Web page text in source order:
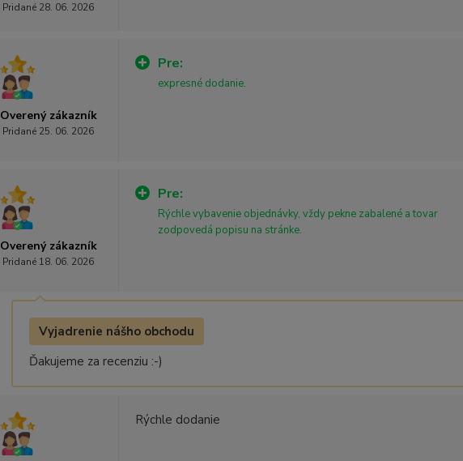
Pridané 28. 06. 2026
Overený zákazník
Pridané 25. 06. 2026
Pre:
expresné dodanie.
Overený zákazník
Pridané 18. 06. 2026
Pre:
Rýchle vybavenie objednávky, vždy pekne zabalené a tovar
zodpovedá popisu na stránke.
Vyjadrenie nášho obchodu
Ďakujeme za recenziu :-)
Rýchle dodanie